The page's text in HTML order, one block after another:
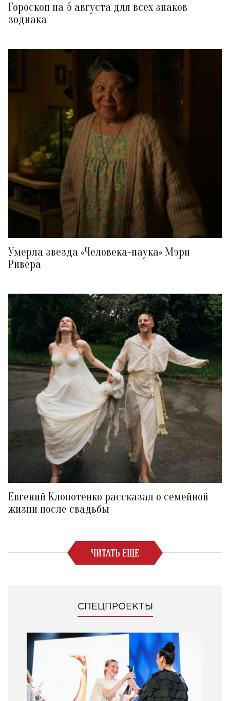
Гороскоп на 5 августа для всех знаков
зодиака
Умерла звезда «Человека-паука» Мэри
Ривера
Евгений Клопотенко рассказал о семейной
жизни после свадьбы
ЧИТАТЬ ЕЩЕ
СПЕЦПРОЕКТЫ